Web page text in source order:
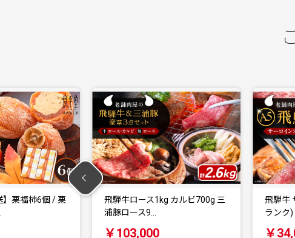
カルビ700g 三
飛騨牛 サーロインステーキ (A5
ランク) 1パッ…
￥34,000
アップ
セット
￥